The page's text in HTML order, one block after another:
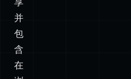
在
浏
览
器
请